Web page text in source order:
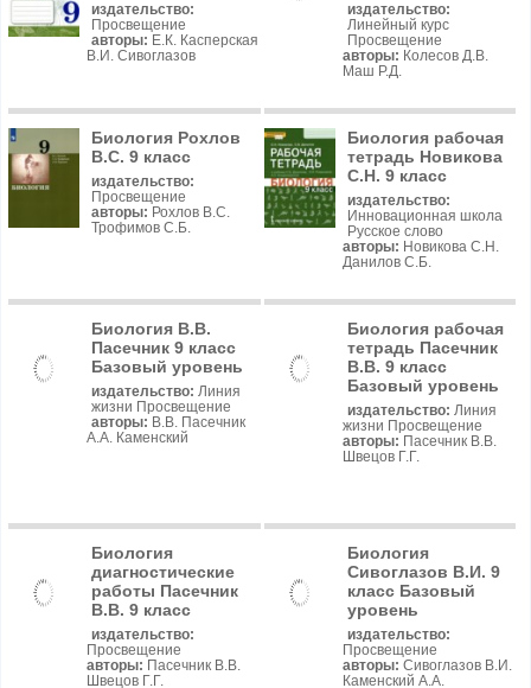
издательство:
Просвещение
авторы: Е.К. Касперская
В.И. Сивоглазов
издательство:
Линейный курс
Просвещение
авторы: Колесов Д.В.
Маш Р.Д.
Биология Рохлов
В.С. 9 класс
издательство:
Просвещение
авторы: Рохлов В.С.
Трофимов С.Б.
Биология рабочая
тетрадь Новикова
С.Н. 9 класс
издательство:
Инновационная школа
Русское слово
авторы: Новикова С.Н.
Данилов С.Б.
Биология В.В.
Пасечник 9 класс
Базовый уровень
издательство: Линия
жизни Просвещение
авторы: В.В. Пасечник
А.А. Каменский
Биология рабочая
тетрадь Пасечник
В.В. 9 класс
Базовый уровень
издательство: Линия
жизни Просвещение
авторы: Пасечник В.В.
Швецов Г.Г.
Биология
диагностические
работы Пасечник
В.В. 9 класс
издательство:
Просвещение
авторы: Пасечник В.В.
Швецов Г.Г.
Биология
Сивоглазов В.И. 9
класс Базовый
уровень
издательство:
Просвещение
авторы: Сивоглазов В.И.
Каменский А.А.